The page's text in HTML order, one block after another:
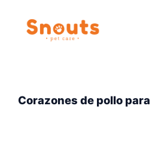
contenido
Corazones de pollo